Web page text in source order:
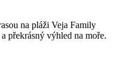
na pláži Veja Family
překrásný výhled na moře.